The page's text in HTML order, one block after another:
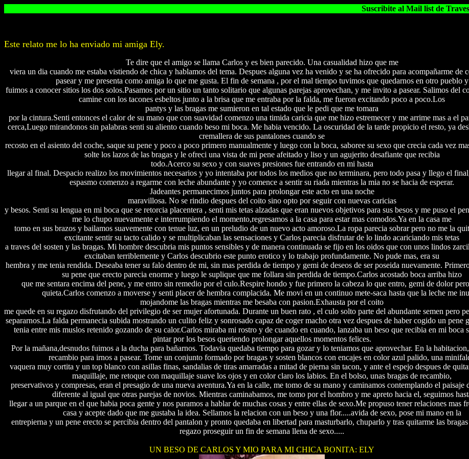
Suscribite al Mail list de
Este relato me lo ha enviado mi amiga Ely.
Te dire que el amigo se llama Carlos y es bien parecido. Una casualidad hizo que me
viera un dia cuando me estaba vistiendo de chica y hablamos del tema. Despues alguna vez ha venido y se ha ofrecido para acompañarme de
pasear y me presenta como amiga lo que me gusta. El fin de semana , por el mal tiempo tuvimos que quedarnos en otro pueblo y
fuimos a conocer sitios los dos solos.Pasamos por un sitio un tanto solitario que algunas parejas aprovechan, y me invito a pasear. Salimos del
camine con los tacones esbeltos junto a la brisa que me entraba por la falda, me fueron excitando poco a poco.Los
pantys y las bragas me sumieron en tal estado que le pedi que me tomara
por la cintura.Senti entonces el calor de su mano que con suavidad comenzo una timida caricia que me hizo estremecer y me arrime mas a el
cerca,Luego mirandonos sin palabras senti su aliento cuando beso mi boca. Me habia vencido. La oscuridad de la tarde propicio el resto, ya
cremallera de sus pantalones cuando se
recosto en el asiento del coche, saque su pene y poco a poco primero manualmente y luego con la boca, saboree su sexo que crecia cada vez
solte los lazos de las bragas y le ofreci una vista de mi pene afeitado y liso y un agujerito desafiante que recibia
todo.Acerco su sexo y con suaves presiones fue entrando en mi hasta
llegar al final. Despacio realizo los movimientos necesarios y yo intentaba por todos los medios que no terminara, pero todo pasa y llego el
espasmo comenzo a regarme con leche abundante y yo comence a sentir su riada mientras la mia no se hacia de esperar.
Jadeantes permanecimos juntos para prolongar este acto en una noche
maravillosa. No se rindio despues del coito sino opto por seguir con nuevas caricias
y besos. Senti su lengua en mi boca que se retorcia placentera , senti mis tetas alzadas que eran nuevos objetivos para sus besos y me puso el
me lo chupo nuevamente e interrumpiendo el momento,regresamos a la casa para estar mas comodos.Ya en la casa me
tomo en sus brazos y bailamos suavemente con tenue luz, en un preludio de un nuevo acto amoroso.La ropa parecia sobrar pero no me la
excitante sentir su tacto calido y se multiplicaban las sensaciones y Carlos parecia disfrutar de lo lindo acariciando mis tetas
a traves del sosten y las bragas. Mi hombre descubria mis puntos sensibles y de manera continuada se fijo en los oidos que con unos lindos
excitaban terriblemente y Carlos descubrio este punto erotico y lo trabajo profundamente. No pude mas, era su
hembra y me tenia rendida. Deseaba tener su falo dentro de mi, sin mas perdida de tiempo y gemi de deseos de ser poseida nuevamente.
su pene que erecto parecia enorme y luego le suplique que me follara sin perdida de tiempo.Carlos acostado boca arriba hizo
que me sentara encima del pene, y me entro sin remedio por el culo.Respire hondo y fue primero la cabeza lo que entro, gemi de dolor
quieta.Carlos comenzo a moverse y senti placer de hembra complacida. Me movi en un continuo mete-saca hasta que la leche me
mojandome las bragas mientras me besaba con pasion.Exhausta por el coito
me quede en su regazo disfrutando del privilegio de ser mujer afortunada. Durante un buen rato , el culo solto parte del abundante semen pero
separarnos.La falda permanecia subida mostrando un culito feliz y sonrosado capaz de coger macho otra vez despues de haber cogido un pene
tenia entre mis muslos retenido gozando de su calor.Carlos miraba mi rostro y de cuando en cuando, lanzaba un beso que recibia en mi boca
pintar por los besos queriendo prolongar aquellos momentos felices.
Por la mañana,desnudos fuimos a la ducha para bañarnos. Todavia quedaba tiempo para gozar y lo teniamos que aprovechar. En la
recambio para irnos a pasear. Tome un conjunto formado por bragas y sosten blancos con encajes en color azul palido, una
vaquera muy cortita y un top blanco con asillas finas, sandalias de tiras amarradas a mitad de pierna sin tacon, y ante el espejo despues de
maquillaje, me retoque con maquillaje suave los ojos y en color claro los labios. En el bolso, unas bragas de recambio,
preservativos y compresas, eran el presagio de una nueva aventura.Ya en la calle, me tomo de su mano y caminamos contemplando el paisaje
diferente al igual que otras parejas de novios. Mientras caminabamos, me tomo por el hombro y me apreto hacia el, seguimos
llegar a un parque en el que habia poca gente y nos paramos a hablar de muchas cosas y entre ellas de sexo.Me propuso tener relaciones mas
casa y acepte dado que me gustaba la idea. Sellamos la relacion con un beso y una flor.....avida de sexo, pose mi mano en la
entrepierna y un pene erecto se percibia dentro del pantalon y pronto quedaba en libertad para masturbarlo, chuparlo y tras quitarme las bragas
regazo proseguir un fin de semana llena de sexo.....
UN BESO DE CARLOS Y MIO PARA MI CHICA BONITA: ELY